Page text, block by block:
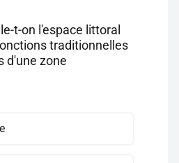
t-on l'espace littoral
traditionnelles
d'une zone